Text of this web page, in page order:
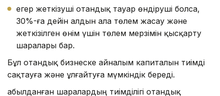
егер жеткізуші отандық тауар өндіруші болса,
30%-ға дейін алдын ала төлем жасау және
жеткізілген өнім үшін төлем мерзімін қысқарту
шаралары бар.
Бұл отандық бизнеске айналым капиталын тиімді
сақтауға және ұлғайтуға мүмкіндік береді.
Қабылданған шаралардың тиімділігі отандық